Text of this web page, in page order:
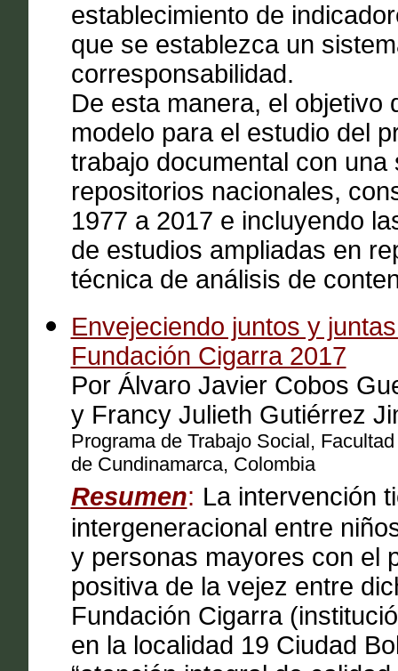
establecimiento de
que se establezca un
corresponsabilidad.
De esta manera, el objetivo
modelo para el estudio del
trabajo documental con
repositorios nacionales,
1977 a 2017 e incluyendo
de estudios ampliadas en
técnica de análisis de
Envejeciendo juntos y
Fundación Cigarra 2017
Por Álvaro Javier Cobos
y Francy Julieth Gutiérrez
Programa de Trabajo Social,
de Cundinamarca, Colombia
Resumen: La intervención
intergeneracional entre
y personas mayores con el
positiva de la vejez entre
Fundación Cigarra
en la localidad 19 Ciudad